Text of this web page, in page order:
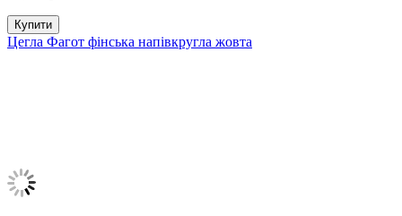
Купити
Цегла Фагот фінська напівкругла жовта